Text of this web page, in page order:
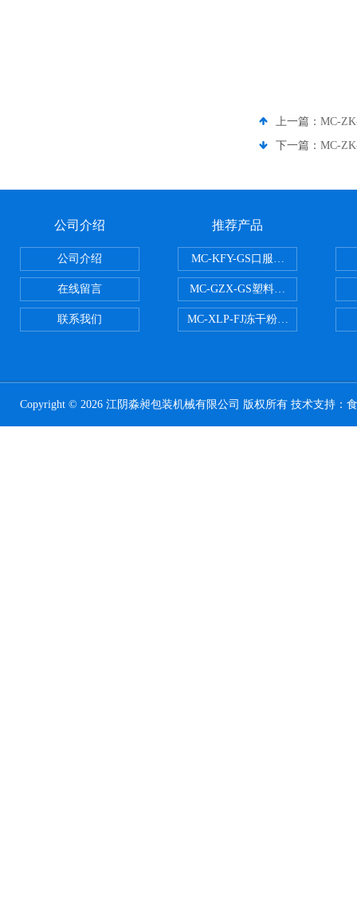
上一篇： MC-
下一篇： MC-
公司介绍
公司介绍
在线留言
联系我们
推荐产品
MC-KFY-GS口服液灌装线
MC-GZX-GS塑料瓶高速跟踪式灌
MC-XLP-FJ冻干粉西林瓶灌装机
Copyright © 2026 江阴淼昶包装机械有限公司 版权所有 技术支持：